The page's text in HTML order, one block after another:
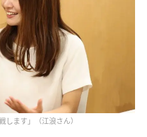
ます」（江浪さん）